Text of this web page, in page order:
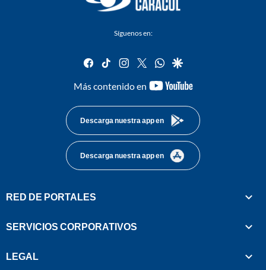
Síguenos en:
facebook
tiktok instagram
twitterwhatsapp
google
Más contenido en
youtube-
Descarga nuestra app en
Descarga nuestra app en
RED DE PORTALES
SERVICIOS CORPORATIVOS
LEGAL